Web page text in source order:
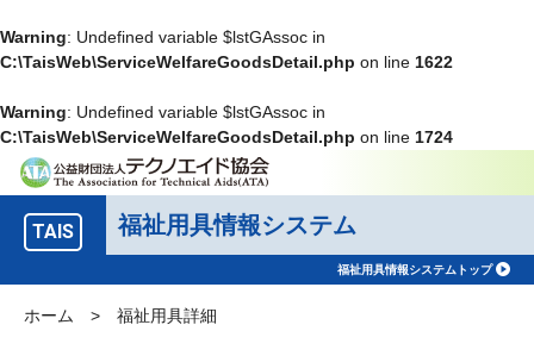
Warning: Undefined variable $lstGAssoc in
C:\TaisWeb\ServiceWelfareGoodsDetail.php on line 1622
Warning: Undefined variable $lstGAssoc in
C:\TaisWeb\ServiceWelfareGoodsDetail.php on line 1724
TAIS 福祉用具情報システム
福祉用具情報システムトップ
ホーム > 福祉用具詳細